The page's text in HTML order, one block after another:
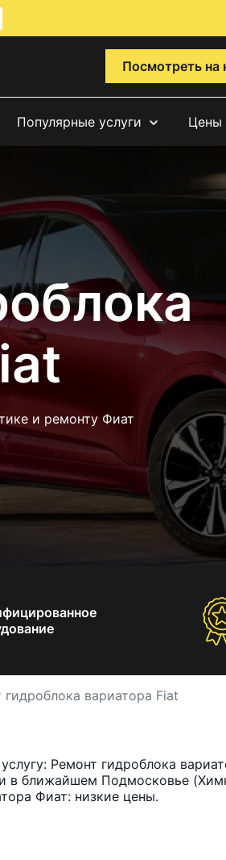
Посмотреть на
Популярные услуги Цены
и ремонту Фиат
гидроблока вариатора Fiat
Ремонт гидроблока
в ближайшем Подмосковье
Фиат: низкие цены.